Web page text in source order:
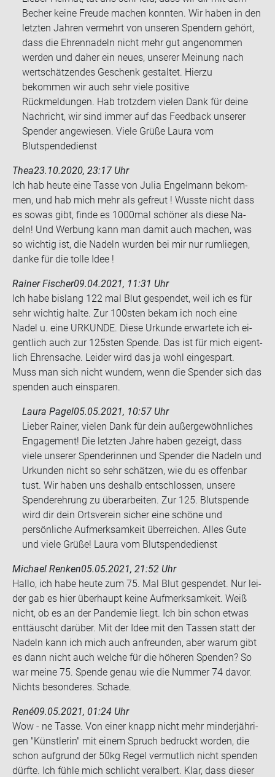
Becher keine Freude machen konnten. Wir haben in den
letzten Jahren vermehrt von unseren Spendern gehört,
dass die Ehrennadeln nicht mehr gut angenommen
werden und daher ein neues, unserer Meinung nach
wertschätzendes Geschenk gestaltet. Hierzu
bekommen wir auch sehr viele positive
Rückmeldungen. Hab trotzdem vielen Dank für deine
Nachricht, wir sind immer auf das Feedback unserer
Spender angewiesen. Viele Grüße Laura vom
Blutspendedienst
Thea23.10.2020, 23:17 Uhr
Ich hab heute eine Tasse von Julia En­gel­mann be­kom­
men, und hab mich mehr als ge­freut ! Wuss­te nicht dass
es sowas gibt, finde es 1000mal schö­ner als diese Na­
deln! Und Wer­bung kann man damit auch ma­chen, was
so wich­tig ist, die Na­deln wur­den bei mir nur rum­lie­gen,
danke für die tolle Idee !
Rainer Fischer09.04.2021, 11:31 Uhr
Ich habe bis­lang 122 mal Blut ge­spen­det, weil ich es für
sehr wich­tig halte. Zur 100sten bekam ich noch eine
Nadel u. eine UR­KUN­DE. Diese Ur­kun­de er­war­te­te ich ei­
gent­lich auch zur 125sten Spen­de. Das ist für mich ei­gent­
lich Eh­ren­sa­che. Lei­der wird das ja wohl ein­ge­spart.
Muss man sich nicht wun­dern, wenn die Spen­der sich das
spen­den auch ein­spa­ren.
Laura Pagel05.05.2021, 10:57 Uhr
Lieber Rainer, vielen Dank für dein außergewöhnliches
Engagement! Die letzten Jahre haben gezeigt, dass
viele unserer Spenderinnen und Spender die Nadeln und
Urkunden nicht so sehr schätzen, wie du es offenbar
tust. Wir haben uns deshalb entschlossen, unsere
Spenderehrung zu überarbeiten. Zur 125. Blutspende
wird dir dein Ortsverein sicher eine schöne und
persönliche Aufmerksamkeit überreichen. Alles Gute
und viele Grüße! Laura vom Blutspendedienst
Michael Renken05.05.2021, 21:52 Uhr
Hallo, ich habe heute zum 75. Mal Blut ge­spen­det. Nur lei­
der gab es hier über­haupt keine Auf­merk­sam­keit. Weiß
nicht, ob es an der Pan­de­mie liegt. Ich bin schon etwas
ent­täuscht dar­über. Mit der Idee mit den Tas­sen statt der
Na­deln kann ich mich auch an­freun­den, aber warum gibt
es dann nicht auch wel­che für die hö­he­ren Spen­den? So
war meine 75. Spen­de genau wie die Num­mer 74 davor.
Nichts be­son­de­res. Scha­de.
René09.05.2021, 01:24 Uhr
Wow - ne Tasse. Von einer knapp nicht mehr min­der­jäh­ri­
gen "Künst­le­rin" mit einem Spruch be­druckt wor­den, die
schon auf­grund der 50kg Regel ver­mut­lich nicht spen­den
dürf­te. Ich fühle mich schlicht ver­al­bert. Klar, dass die­ser